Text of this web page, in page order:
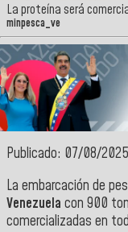
La proteína será
minpesca_ve
Publicado: 07/08/
La embarcación de
Venezuela con 900
comercializadas en